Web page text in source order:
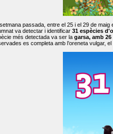
passada, entre el 25 i el 29 de
va detectar i identificar 31 espècies
més detectada va ser la garsa, amb
es completa amb l’oreneta vulgar,